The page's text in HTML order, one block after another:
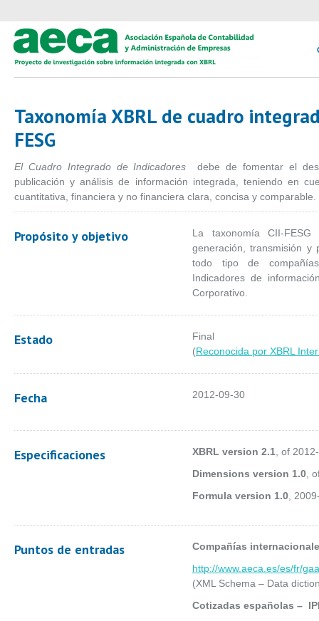
Taxonomía XBRL de cuadro
FESG
El Cuadro Integrado de Indicadores debe de fomentar el
publicación y análisis de información integrada, teniendo en
cuantitativa, financiera y no financiera clara, concisa y comparable.
Propósito y objetivo
La taxonomía CII-
generación, transmisión y
todo tipo de
Indicadores de
Corporativo.
Estado
Final
(Reconocida por XBRL
Fecha 2012-09-30
Especificaciones XBRL version 2.1 , of
Dimensions version 1.0 ,
Formula version 1.0 ,
Puntos de entradas
Compañías
http://www.aeca.es/es/fr/
(XML Schema – Data
Cotizadas españolas –